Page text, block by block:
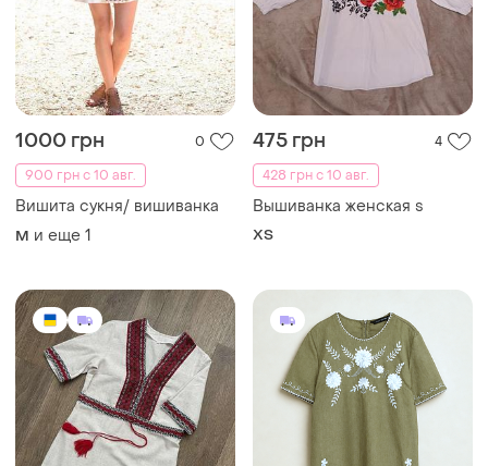
1000 грн
0
900 грн с 10 авг.
Вишита сукня/ вишиванка
M и еще 1
475 грн
4
428 грн с 10 авг.
Вышиванка женская s
ХS